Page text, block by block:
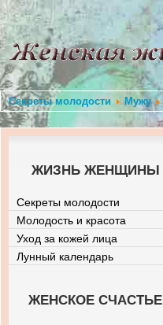
Секреты молодости Мужу
ЖИЗНЬ ЖЕНЩИНЫ
Секреты молодости
Молодость и красота
Уход за кожей лица
Лунный календарь
ЖЕНСКОЕ СЧАСТЬЕ